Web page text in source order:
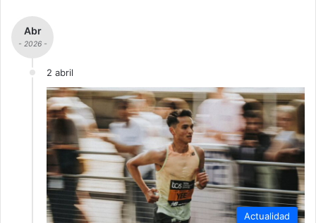
Abr
- 2026 -
2 abril
Actualidad